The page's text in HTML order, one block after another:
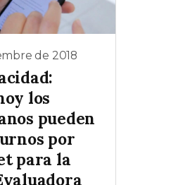
de 2018
los
pueden
por
para la